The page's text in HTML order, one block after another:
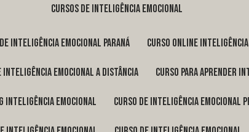
cursos de inteligência emocional
de inteligência emocional Paraná curso online
inteligência emocional a distância curso para aprender
inteligência emocional curso de inteligência emocional